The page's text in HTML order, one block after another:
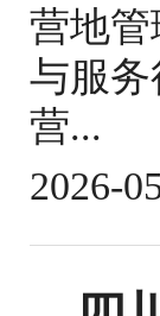
营地
与服
营...
2026-